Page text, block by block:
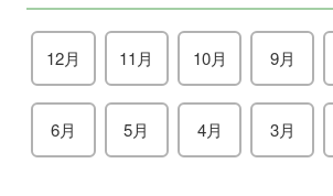
12月 11月 10月 9月
6月 5月 4月 3月